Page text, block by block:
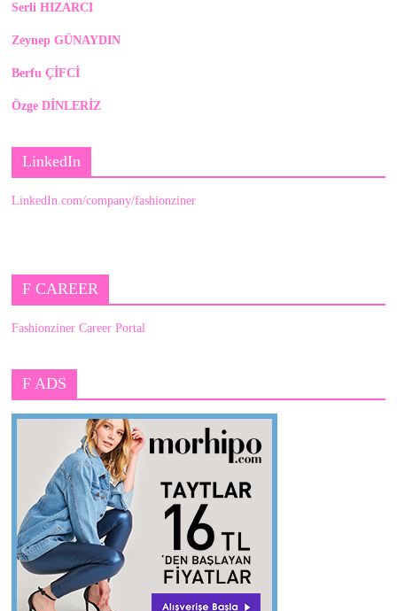
Serli HIZARCI
Zeynep GÜNAYDIN
Berfu ÇİFCİ
Özge DİNLERİZ
LinkedIn
LinkedIn.com/company/fashionziner
F CAREER
Fashionziner Career Portal
F ADS